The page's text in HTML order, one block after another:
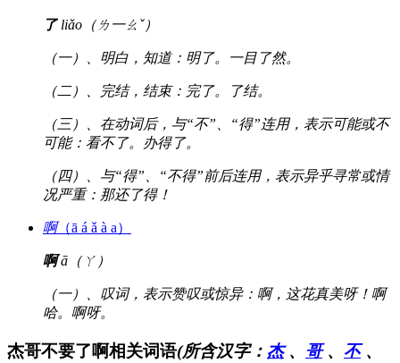
了liǎo（ㄌ一ㄠˇ）
（一）、明白，知道：明了。一目了然。
（二）、完结，结束：完了。了结。
（三）、在动词后，与“不”、“得”连用，表示可能或不
可能：看不了。办得了。
（四）、与“得”、“不得”前后连用，表示异乎寻常或情
况严重：那还了得！
啊（ā á ǎ à a）
啊ā（ㄚ）
（一）、叹词，表示赞叹或惊异：啊，这花真美呀！啊
哈。啊呀。
杰哥不要了啊相关词语(所含汉字： 杰、 哥、 不、